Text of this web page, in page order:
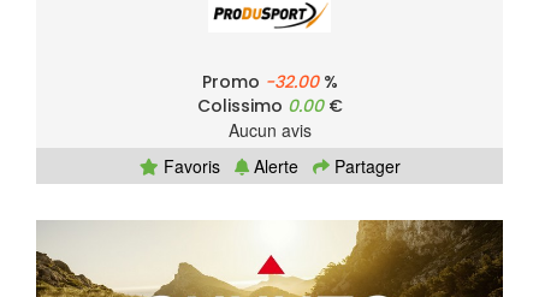
Promo -32.00%
Colissimo 0.00€
Aucun avis
Favoris
Alerte Partager